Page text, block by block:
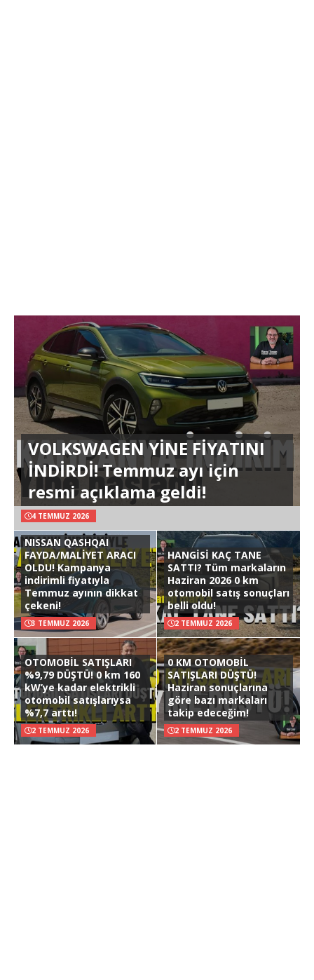
VOLKSWAGEN YİNE FİYATINI
İNDİRDİ! Temmuz ayı için
resmi açıklama geldi!
4 TEMMUZ 2026
NISSAN QASHQAI
FAYDA/MALİYET ARACI
OLDU! Kampanya
indirimli fiyatıyla
Temmuz ayının dikkat
çekeni!
3 TEMMUZ 2026
HANGİSİ KAÇ TANE
SATTI? Tüm markaların
Haziran 2026 0 km
otomobil satış sonuçları
belli oldu!
2 TEMMUZ 2026
OTOMOBİL SATIŞLARI
%9,79 DÜŞTÜ! 0 km 160
kW’ye kadar elektrikli
otomobil satışlarıysa
%7,7 arttı!
2 TEMMUZ 2026
0 KM OTOMOBİL
SATIŞLARI DÜŞTÜ!
Haziran sonuçlarına
göre bazı markaları
takip edeceğim!
2 TEMMUZ 2026